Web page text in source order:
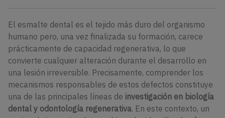
El esmalte dental es el tejido más duro del organismo
humano pero, una vez finalizada su formación, carece
prácticamente de capacidad regenerativa, lo que
convierte cualquier alteración durante el desarrollo en
una lesión irreversible. Precisamente, comprender los
mecanismos responsables de estos defectos constituye
una de las principales líneas de investigación en biología
dental y odontología regenerativa. En este contexto, un